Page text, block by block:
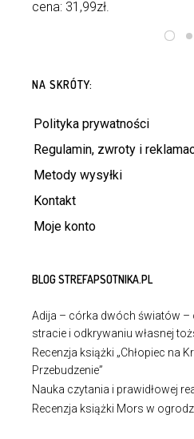
cena: 31,99zł.
NA SKRÓTY:
Polityka prywatności
Regulamin, zwroty i
Metody wysyłki
Kontakt
Moje konto
BLOG STREFAPSOTNIKA.PL
Adija – córka dwóch światów –
stracie i odkrywaniu własnej
Recenzja książki „Chłopiec na
Przebudzenie”
Nauka czytania i prawidłowej
Recenzja książki Mors w